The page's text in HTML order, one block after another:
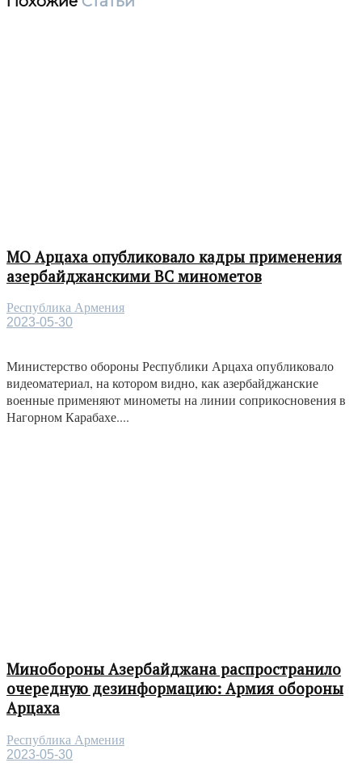
МО Арцаха опубликовало кадры применения
азербайджанскими ВС минометов
Республика Армения
2023-05-30
Министерство обороны Республики Арцаха опубликовало
видеоматериал, на котором видно, как азербайджанские
военные применяют минометы на линии соприкосновения в
Нагорном Карабахе....
Минобороны Азербайджана распространило
очередную дезинформацию: Армия обороны
Арцаха
Республика Армения
2023-05-30